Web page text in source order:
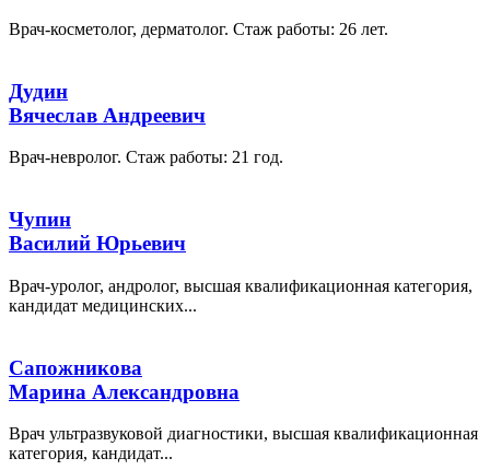
Врач-косметолог, дерматолог. Стаж работы: 26 лет.
Дудин
Вячеслав Андреевич
Врач-невролог. Стаж работы: 21 год.
Чупин
Василий Юрьевич
Врач-уролог, андролог, высшая квалификационная категория,
кандидат медицинских...
Сапожникова
Марина Александровна
Врач ультразвуковой диагностики, высшая квалификационная
категория, кандидат...